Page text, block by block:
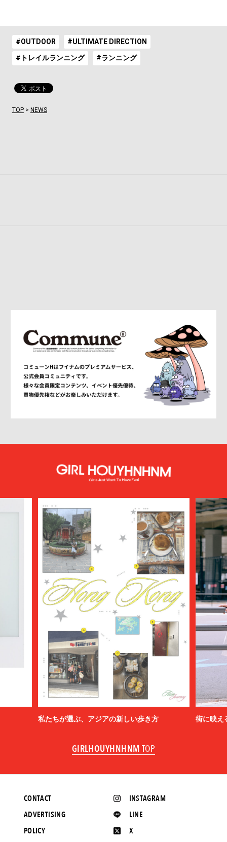
#OUTDOOR #ULTIMATE DIRECTION
#トレイルランニング #ランニング
TOP> NEWS
私たちが選ぶ、アジアの新しい歩き方 街に映え
GIRLHOUYHNHNM TOP
INSTAGRAM
LINE
X
CONTACT
ADVERTISING
POLICY